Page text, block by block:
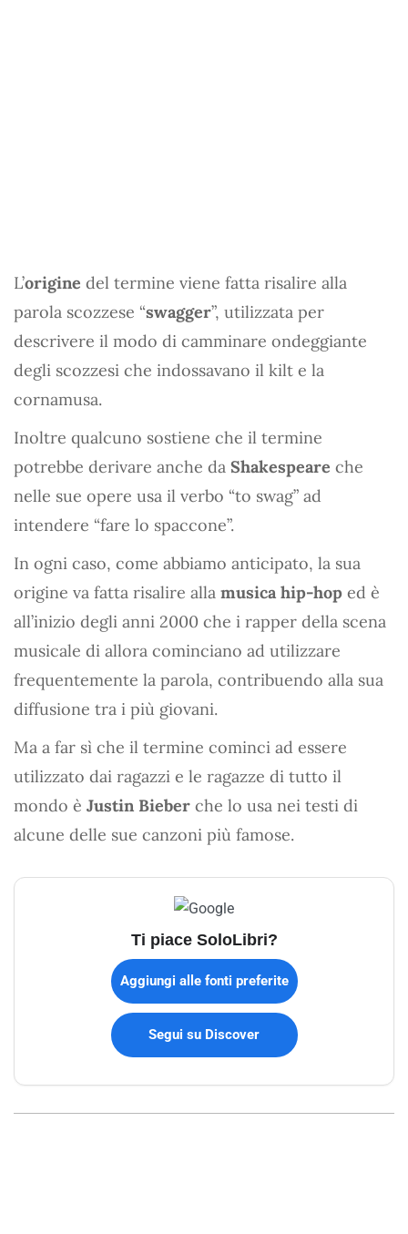
L’origine del termine viene fatta risalire alla
parola scozzese “swagger”, utilizzata per
descrivere il modo di camminare ondeggiante
degli scozzesi che indossavano il kilt e la
cornamusa.
Inoltre qualcuno sostiene che il termine
potrebbe derivare anche da Shakespeare che
nelle sue opere usa il verbo “to swag” ad
intendere “fare lo spaccone”.
In ogni caso, come abbiamo anticipato, la sua
origine va fatta risalire alla musica hip-hop ed è
all’inizio degli anni 2000 che i rapper della scena
musicale di allora cominciano ad utilizzare
frequentemente la parola, contribuendo alla sua
diffusione tra i più giovani.
Ma a far sì che il termine cominci ad essere
utilizzato dai ragazzi e le ragazze di tutto il
mondo è Justin Bieber che lo usa nei testi di
alcune delle sue canzoni più famose.
Ti piace SoloLibri?
Aggiungi alle fonti preferite
Segui su Discover